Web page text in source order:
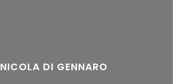
DI GENNARO